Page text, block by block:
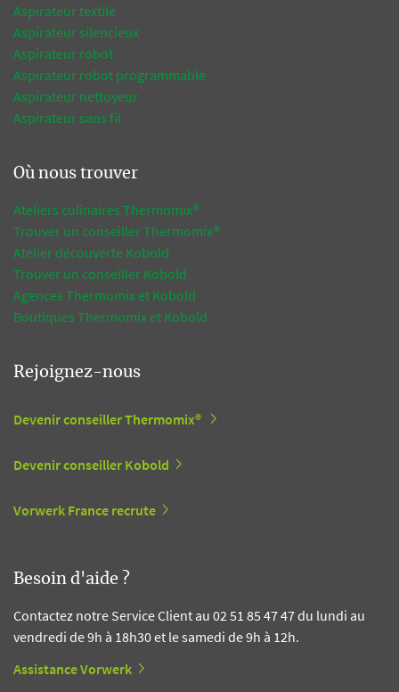
Aspirateur textile
Aspirateur silencieux
Aspirateur robot
Aspirateur robot programmable
Aspirateur nettoyeur
Aspirateur sans fil
Où nous trouver
Ateliers culinaires Thermomix®
Trouver un conseiller Thermomix®
Atelier découverte Kobold
Trouver un conseiller Kobold
Agences Thermomix et Kobold
Boutiques Thermomix et Kobold
Rejoignez-nous
Devenir conseiller Thermomix®
Devenir conseiller Kobold
Vorwerk France recrute
Besoin d'aide ?
Contactez notre Service Client au 02 51 85 47 47 du lundi au
vendredi de 9h à 18h30 et le samedi de 9h à 12h.
Assistance Vorwerk